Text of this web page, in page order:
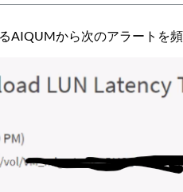
AIQUMから次のアラートを頻